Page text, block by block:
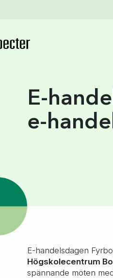
E-
e-
E-handelsdagen
Högskolecentrum
spännande möten